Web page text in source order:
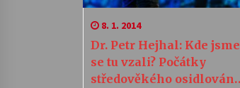
8. 1. 2014
Dr. Petr Hejhal: Kde jsme
se tu vzali? Počátky
středověkého osidlování